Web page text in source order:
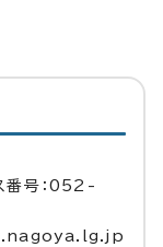
号：052-